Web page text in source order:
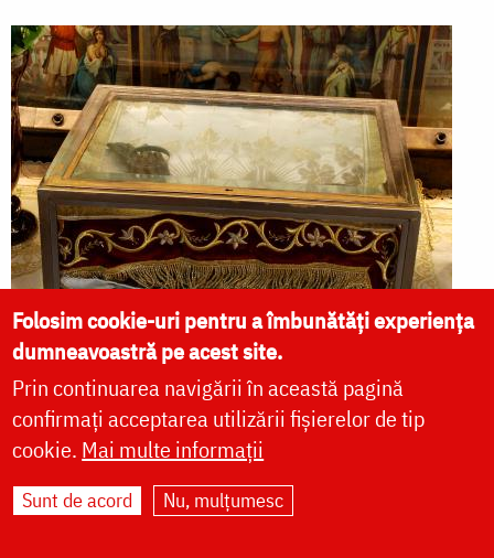
Moaștele Sfântului Mucenic Ciprian
TROPARE ȘI
Folosim cookie-uri pentru a îmbunătăți experiența
dumneavoastră pe acest site.
Prin continuarea navigării în această pagină
confirmați acceptarea utilizării fișierelor de tip
cookie. Mai multe informații
Sunt de acord Nu, mulțumesc